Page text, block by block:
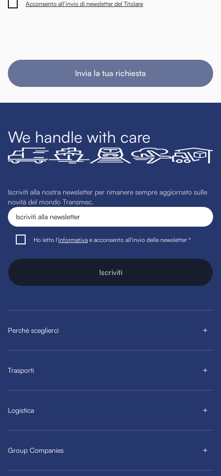
Acconsento all’invio di newsletter del Titolare
Invia la tua richiesta
We handle with care
Iscriviti alla nostra newsletter per rimanere sempre aggiornato sulle
novità del mondo Transmec.
Ho letto l'informativa e acconsento all'invio delle newsletter *
Iscriviti
Perchè sceglierci
Trasporti
Logistica
Group Companies